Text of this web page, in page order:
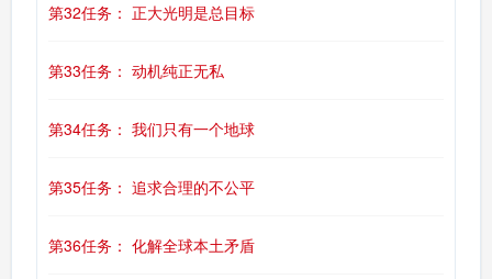
第32任务： 正大光明是总目标
第33任务： 动机纯正无私
第34任务： 我们只有一个地球
第35任务： 追求合理的不公平
第36任务： 化解全球本土矛盾